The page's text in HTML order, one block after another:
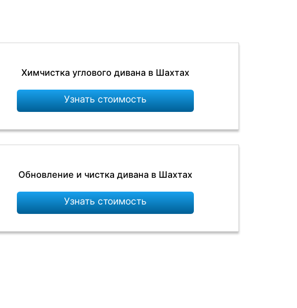
Химчистка углового дивана в Шахтах
Узнать стоимость
Обновление и чистка дивана в Шахтах
Узнать стоимость